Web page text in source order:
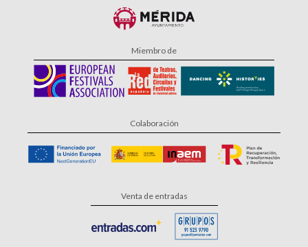
Miembro de
Colaboración
Venta de entradas